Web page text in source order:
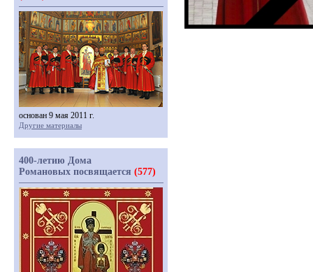
основан 9 мая 2011 г.
Другие материалы
400-летию Дома
Романовых посвящается (577)